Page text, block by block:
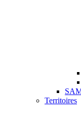
Territoires